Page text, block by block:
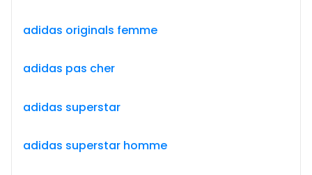
adidas originals femme
adidas pas cher
adidas superstar
adidas superstar homme